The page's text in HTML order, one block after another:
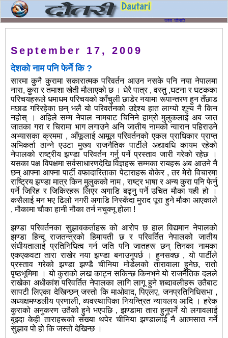
September 17, 2009
देशको नाम पनि फेर्ने कि ?
सारमा कुनै कुरामा सकारात्मक परिवर्तन आउन नसके पनि नया नेपालमा
नारा, कुरा र तमाशा खेती मौलाएको छ । धेरै पात्र , वस्तु ,घटना र घटकका
परिचयहरूले धमाधम परिचयको काँचुली छाडेर नयामा रूपान्तरण हुन तँछाड
मछाड गरिरहेका छन् भलै यो परिवर्तनको उद्देश्य हात लाग्यो शून्य नै किन
नहोस् । अहिले सम्म नेपाल नामबाट चिनिने हाम्रो मुलुकलाई अब जात
जातका गरा र चिरामा भाग लगाउने अनि जातीय नामको न्वारान पहिराउने
अभ्यासका क्रममा , आँफूलाई आमूल परिवर्तनको एकल प्राधिकार प्राप्त
अभिकर्ता ठान्ने एउटा मुख्य राजनैतिक पार्टीले अद्यावधि कायम रहेको
नेपालको राष्ट्रीय झण्डा परिवर्तन गर्नु पर्ने प्रस्ताव जारी गरेको रहेछ ।
यसका पक्ष विपक्षमा सर्वसाधारणदेखि विज्ञहरू सम्मका रायहरू अब आउने नै
छन् आफ्ना आफ्ना पार्टी वफादारिताका पेटाराहरू बोकेर , तर मेरो विचारमा
राष्ट्रिय झण्डा मात्र किन मुलुकको नाम , राष्ट्र भाषा र अन्य कुरा पनि फेर्नु
पर्ने जिरिह र जिकिरहरू लिएर अगाडि बढ्नु पर्ने उचित मौका यही हो ।
कसैलाई मन भए ढिलो नगरी अगाडि निस्कँदा मुराद पूरा हुने मौका आएकाले
, मौकामा चौका हानी नौका तर्न नचुक्नू होला !
झण्डा परिवर्तनका सुझावकर्ताहरू को आरोप छ हाल विद्यमान नेपालको
झण्डा हिन्दू राजतन्त्रको हिमायती छ र परिवर्तित नेपालको जातीय
संघीयतालाई प्रतिनिधित्व गर्न जति पनि जातहरू छन् तिनका नामका
एकएकवटा तारा राखेर नया झण्डा बनाउनुपर्छ । हुनसक्छ , यो पार्टीले
प्रस्ताव गरेको झण्डा झण्डै चीनिया मोडेलको तारावाला हुनेछ, रातो
पृष्ठभूमिमा । यो कुराको लख काट्न सकिन्छ किनभने यो राजनैतिक दलले
राखेका अधीकांश परिवर्तित नेपालका लागि लागू हुने शब्दावलीहरू उतैबाट
सापटी लिएका देखिन्छन् जस्तो कि माओवाद, पिएलए, जनप्रतिनिधिसभा ,
अध्यक्षमण्डलीय प्रणाली, व्यवस्थापिका नियन्त्रित न्यायलय आदि । हरेक
कुराको अनुकरण उतैको हुने भएपछि , झण्डामा तारा हुनुपर्ने यो लगावलाई
बुझ्दा केही ताराहरूको संख्या थपेर चीनिया झण्डालाई नै आत्मसात गर्ने
सुझाव पो हो कि जस्तो देखिन्छ ।